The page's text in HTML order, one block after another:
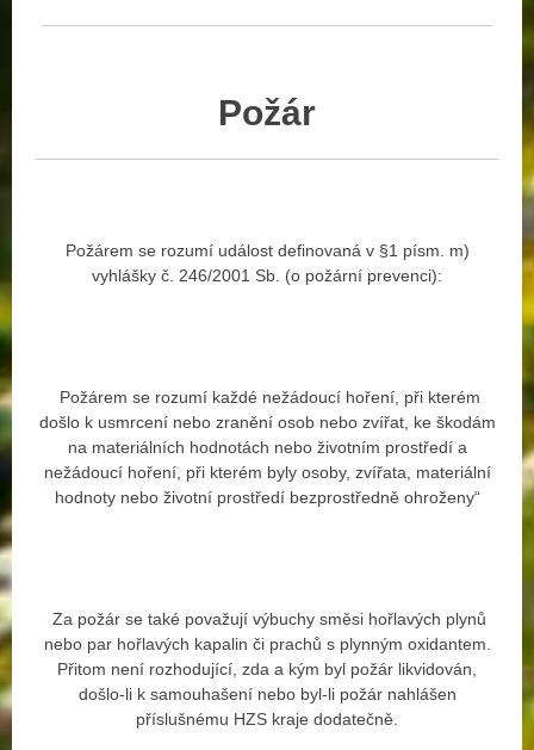
Požár
Požárem se rozumí událost definovaná v §1 písm. m)
vyhlášky č. 246/2001 Sb. (o požární prevenci):
Požárem se rozumí každé nežádoucí hoření, při kterém
došlo k usmrcení nebo zranění osob nebo zvířat, ke škodám
na materiálních hodnotách nebo životním prostředí a
nežádoucí hoření, při kterém byly osoby, zvířata, materiální
hodnoty nebo životní prostředí bezprostředně ohroženy“
Za požár se také považují výbuchy směsi hořlavých plynů
nebo par hořlavých kapalin či prachů s plynným oxidantem.
Přitom není rozhodující, zda a kým byl požár likvidován,
došlo-li k samouhašení nebo byl-li požár nahlášen
příslušnému HZS kraje dodatečně.